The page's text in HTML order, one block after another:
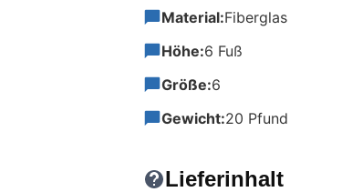
Material:Fiberglas
Höhe:6 Fuß
Größe:6
Gewicht:20 Pfund
Lieferinhalt